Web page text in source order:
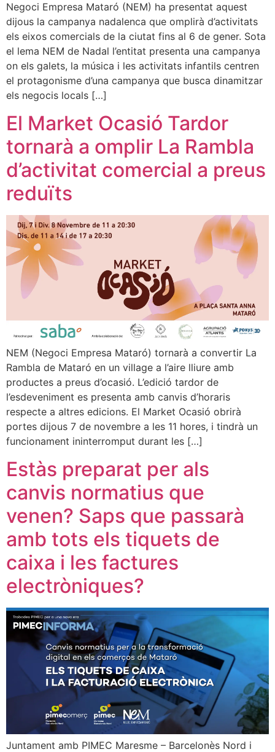
Negoci Empresa Mataró (NEM) ha presentat aquest
dijous la campanya nadalenca que omplirà d’activitats
els eixos comercials de la ciutat fins al 6 de gener. Sota
el lema NEM de Nadal l’entitat presenta una campanya
on els galets, la música i les activitats infantils centren
el protagonisme d’una campanya que busca dinamitzar
els negocis locals […]
El Market Ocasió Tardor
tornarà a omplir La Rambla
d’activitat comercial a preus
reduïts
NEM (Negoci Empresa Mataró) tornarà a convertir La
Rambla de Mataró en un village a l’aire lliure amb
productes a preus d’ocasió. L’edició tardor de
l’esdeveniment es presenta amb canvis d’horaris
respecte a altres edicions. El Market Ocasió obrirà
portes dijous 7 de novembre a les 11 hores, i tindrà un
funcionament ininterromput durant les […]
Estàs preparat per als
canvis normatius que
venen? Saps que passarà
amb tots els tiquets de
caixa i les factures
electròniques?
Juntament amb PIMEC Maresme – Barcelonès Nord i